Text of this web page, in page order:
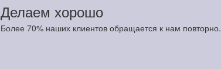
Делаем хорошо
Более 70% наших клиентов обращается к нам повторно.